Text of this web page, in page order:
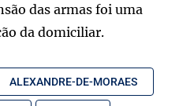
das armas foi uma
da domiciliar.
ALEXANDRE-DE-MORAES